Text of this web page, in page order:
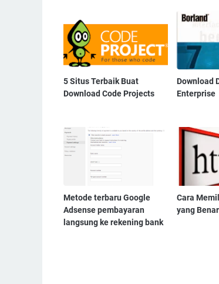
5 Situs Terbaik Buat
Download Code Projects
Download
Enterprise
Metode terbaru Google
Adsense pembayaran
langsung ke rekening bank
Cara
yang Benar